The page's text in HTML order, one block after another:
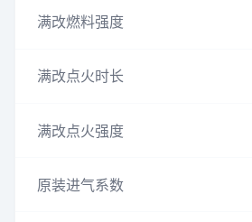
满改燃料强度
满改点火时长
满改点火强度
原装进气系数